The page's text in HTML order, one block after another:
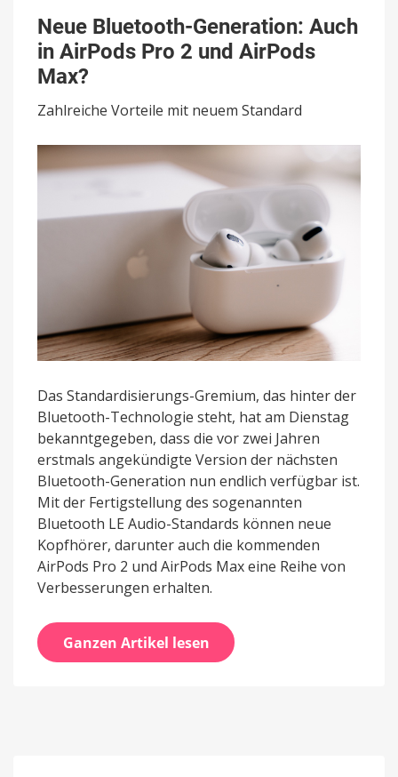
Bluetooth-
Generation:
Auch
Pro
Max?
Neue Bluetooth-Generation: Auch
in AirPods Pro 2 und AirPods
Max?
Zahlreiche Vorteile mit neuem Standard
Das Standardisierungs-Gremium, das hinter der
Bluetooth-Technologie steht, hat am Dienstag
bekanntgegeben, dass die vor zwei Jahren
erstmals angekündigte Version der nächsten
Bluetooth-Generation nun endlich verfügbar ist.
Mit der Fertigstellung des sogenannten
Bluetooth LE Audio-Standards können neue
Kopfhörer, darunter auch die kommenden
AirPods Pro 2 und AirPods Max eine Reihe von
Verbesserungen erhalten.
Ganzen Artikel lesen